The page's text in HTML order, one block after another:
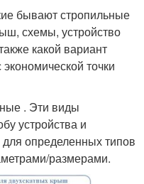
бывают стропильные
схемы, устройство
какой вариант
точки
. Эти виды
устройства и
определенных типов
размерами.